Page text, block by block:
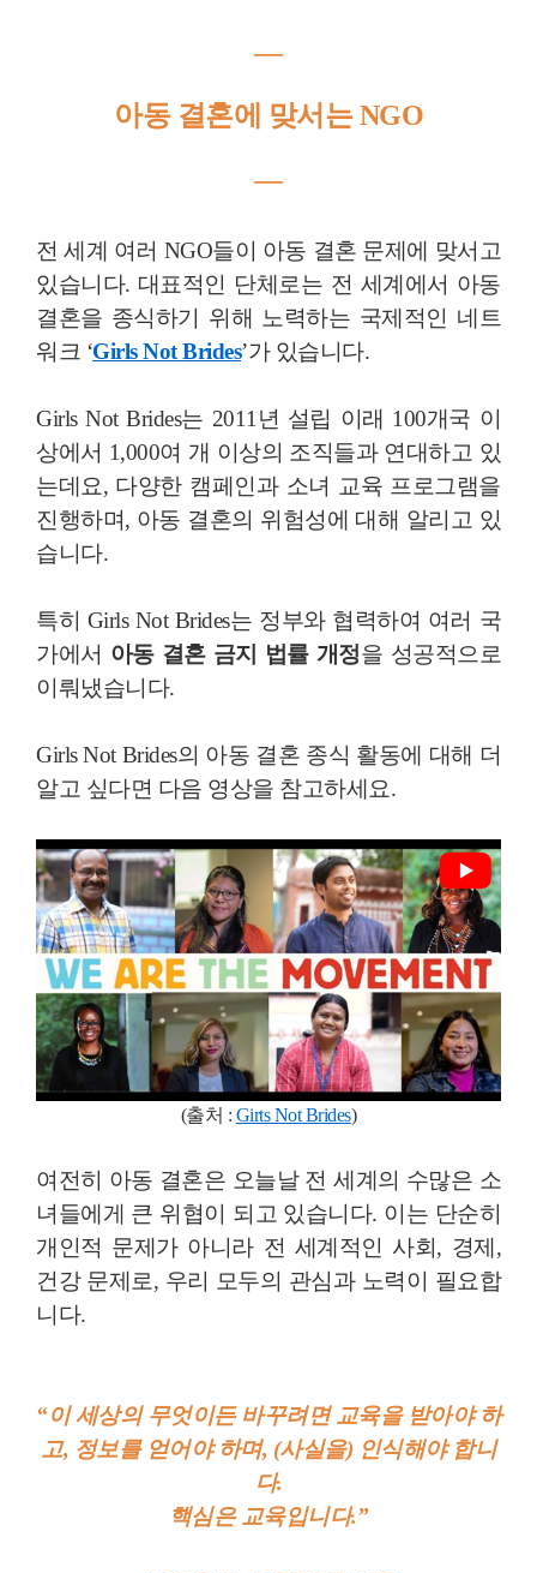
―
아동 결혼에 맞서는 NGO
―
전 세계 여러 NGO들이 아동 결혼 문제에 맞서고
있습니다. 대표적인 단체로는 전 세계에서 아동
결혼을 종식하기 위해 노력하는 국제적인 네트
워크 ‘Girls Not Brides’가 있습니다.
Girls Not Brides는 2011년 설립 이래 100개국 이
상에서 1,000여 개 이상의 조직들과 연대하고 있
는데요, 다양한 캠페인과 소녀 교육 프로그램을
진행하며, 아동 결혼의 위험성에 대해 알리고 있
습니다.
특히 Girls Not Brides는 정부와 협력하여 여러 국
가에서 아동 결혼 금지 법률 개정을 성공적으로
이뤄냈습니다.
Girls Not Brides의 아동 결혼 종식 활동에 대해 더
알고 싶다면 다음 영상을 참고하세요.
(출처 : Girts Not Brides)
여전히 아동 결혼은 오늘날 전 세계의 수많은 소
녀들에게 큰 위협이 되고 있습니다. 이는 단순히
개인적 문제가 아니라 전 세계적인 사회, 경제,
건강 문제로, 우리 모두의 관심과 노력이 필요합
니다.
“이 세상의 무엇이든 바꾸려면 교육을 받아야 하
고, 정보를 얻어야 하며, (사실을) 인식해야 합니
다.
핵심은 교육입니다.”